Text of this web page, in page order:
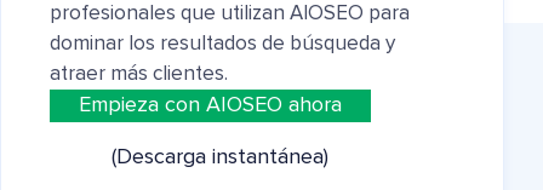
profesionales que utilizan AIOSEO para
dominar los resultados de búsqueda y
atraer más clientes.
Empieza con AIOSEO ahora
(Descarga instantánea)